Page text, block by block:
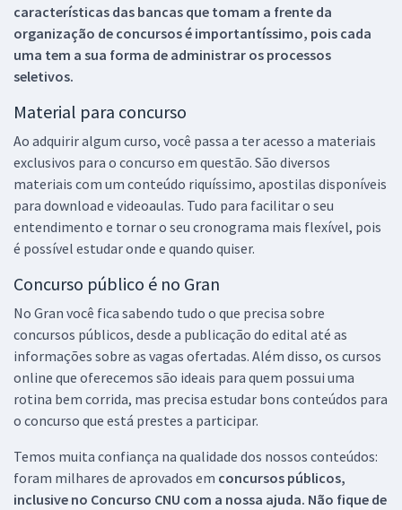
características das bancas que tomam a frente da
organização de concursos é importantíssimo, pois cada
uma tem a sua forma de administrar os processos
seletivos.
Material para concurso
Ao adquirir algum curso, você passa a ter acesso a materiais
exclusivos para o concurso em questão. São diversos
materiais com um conteúdo riquíssimo, apostilas disponíveis
para download e videoaulas. Tudo para facilitar o seu
entendimento e tornar o seu cronograma mais flexível, pois
é possível estudar onde e quando quiser.
Concurso público é no Gran
No Gran você fica sabendo tudo o que precisa sobre
concursos públicos, desde a publicação do edital até as
informações sobre as vagas ofertadas. Além disso, os cursos
online que oferecemos são ideais para quem possui uma
rotina bem corrida, mas precisa estudar bons conteúdos para
o concurso que está prestes a participar.
Temos muita confiança na qualidade dos nossos conteúdos:
foram milhares de aprovados em concursos públicos,
inclusive no Concurso CNU com a nossa ajuda. Não fique de